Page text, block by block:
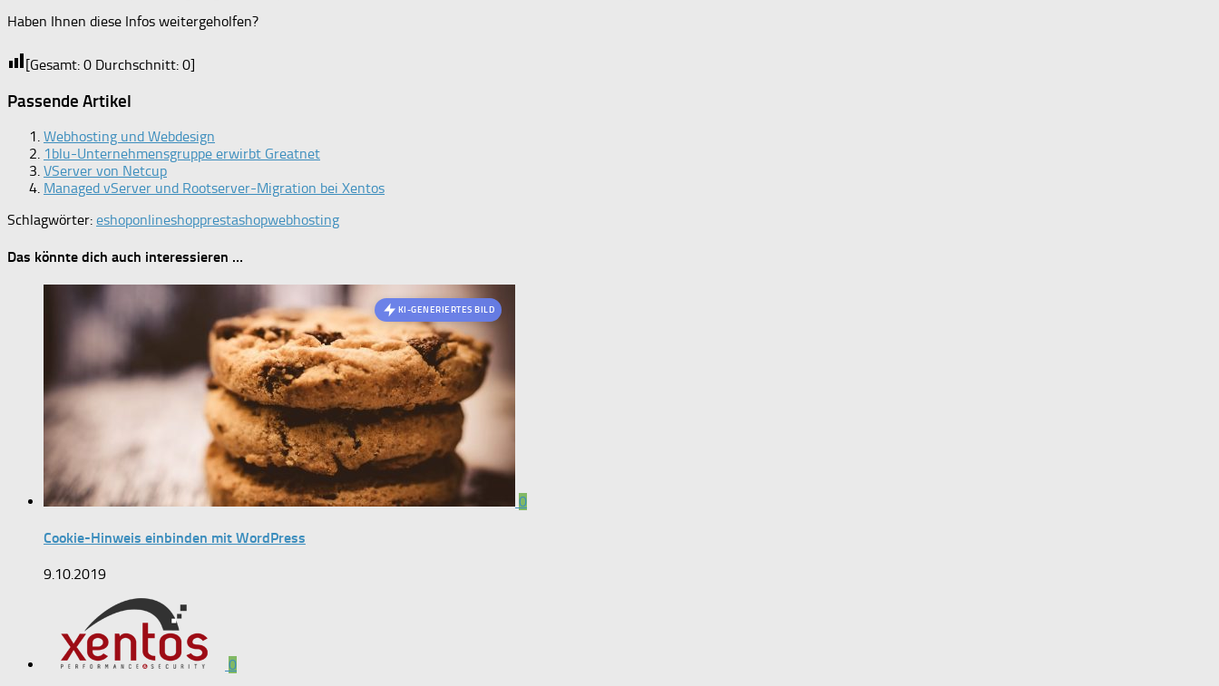
Haben Ihnen diese Infos weitergeholfen?
[Gesamt: 0 Durchschnitt: 0]
Passende Artikel
Webhosting und Webdesign
1blu-Unternehmensgruppe erwirbt Greatnet
VServer von Netcup
Managed vServer und Rootserver-Migration bei Xentos
Schlagwörter: eshoponlineshopprestashopwebhosting
Das könnte dich auch interessieren …
KI-GENERIERTES BILD
0
Cookie-Hinweis einbinden mit WordPress
9.10.2019
0